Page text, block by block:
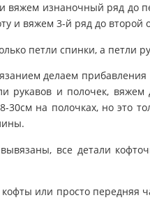
вяжем изнаночный ряд до
и вяжем 3-й ряд до второй
петли спинки, а петли
делаем
рукавов и полочек, вяжем
на полочках, но это
все детали
или просто передняя